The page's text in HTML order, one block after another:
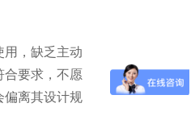
，缺乏主动
合要求，不愿
偏离其设计规